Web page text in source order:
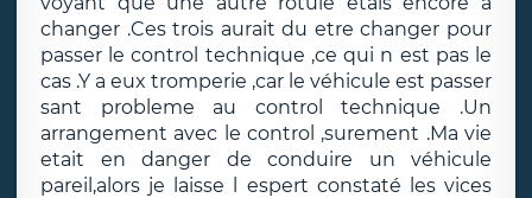
changer .Ces trois aurait du etre changer pour
passer le control technique ,ce qui n est pas le
cas .Y a eux tromperie ,car le véhicule est passer
sant probleme au control technique .Un
arrangement avec le control ,surement .Ma vie
etait en danger de conduire un véhicule
pareil,alors je laisse l espert constaté les vices